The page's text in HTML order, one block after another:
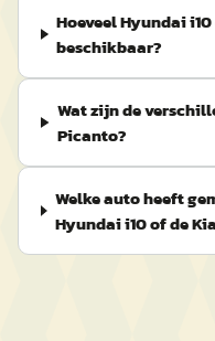
Hoeveel Hyundai
beschikbaar?
Wat zijn de
Picanto?
Welke auto heeft
Hyundai i10 of de